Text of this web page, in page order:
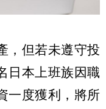
，但若未遵守投
日本上班族因職
一度獲利，將所